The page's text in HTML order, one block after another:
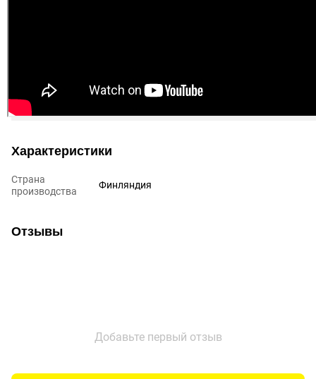
Характеристики
Страна
производства
Финляндия
Отзывы
Добавьте первый отзыв